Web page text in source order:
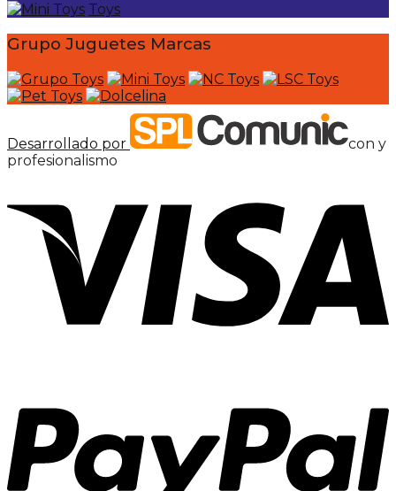
Grupo Juguetes Marcas
Desarrollado por con y
profesionalismo